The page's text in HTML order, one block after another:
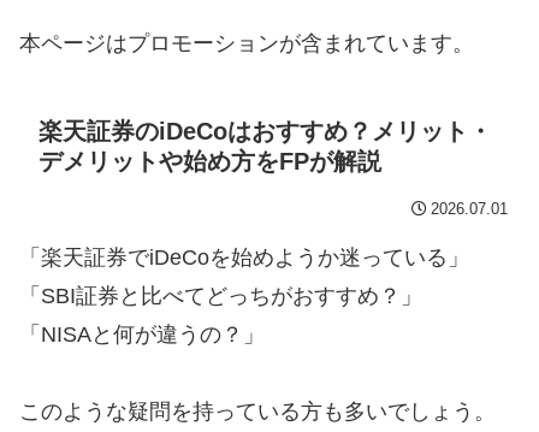
本ページはプロモーションが含まれています。
楽天証券のiDeCoはおすすめ？メリット・
デメリットや始め方をFPが解説
2026.07.01
「楽天証券でiDeCoを始めようか迷っている」
「SBI証券と比べてどっちがおすすめ？」
「NISAと何が違うの？」
このような疑問を持っている方も多いでしょう。